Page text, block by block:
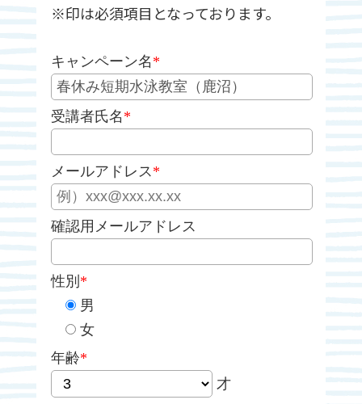
※印は必須項目となっております。
キャンペーン名 *
受講者氏名 *
メールアドレス *
確認用メールアドレス
性別 *
男
女
年齢*
才